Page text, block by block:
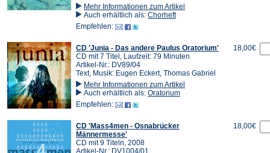
Mehr Informationen zum Artikel
Auch erhältlich als: Chorheft
Empfehlen:
CD 'Junia - Das andere Paulus Oratorium'
CD mit 7 Titel, Laufzeit: 79 Minuten
Artikel-Nr.: DV89/04
Text, Musik: Eugen Eckert, Thomas Gabriel
Mehr Informationen zum Artikel
Auch erhältlich als: Oratorium
Empfehlen:
18,00€
CD 'Mass4men - Osnabrücker
Männermesse'
CD mit 9 Titeln, 2008
Artikel-Nr.: DV1004/01
18,00€